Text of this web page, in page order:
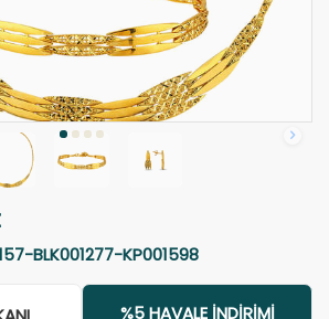
BLK001277-KP001598
%5 HAVALE İNDIRIMI